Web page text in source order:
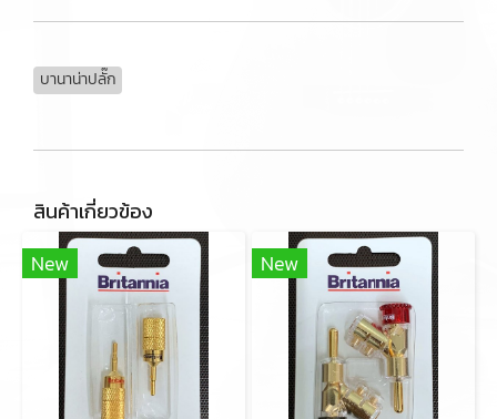
บานาน่าปลั๊ก
สินค้าเกี่ยวข้อง
New
New